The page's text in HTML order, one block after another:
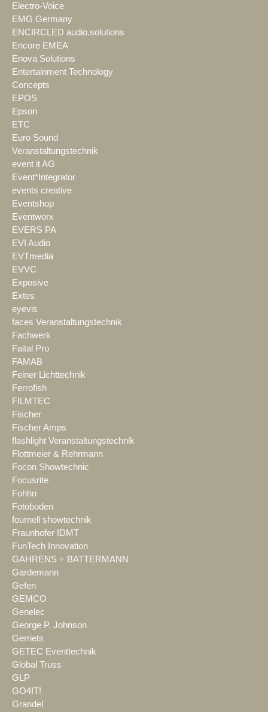
Electro-Voice
EMG Germany
ENCIRCLED audio.solutions
Encore EMEA
Enova Solutions
Entertainment Technology
Concepts
EPOS
Epson
ETC
Euro Sound
Veranstaltungstechnik
event it AG
Event*Integrator
events creative
Eventshop
Eventworx
EVERS PA
EVI Audio
EVTmedia
EVVC
Exposive
Extes
eyevis
faces Veranstaltungstechnik
Fachwerk
Faital Pro
FAMAB
Feiner Lichttechnik
Ferrofish
FILMTEC
Fischer
Fischer Amps
flashlight Veranstaltungstechnik
Flottmeier & Rehrmann
Focon Showtechnic
Focusrite
Fohhn
Fotoboden
fournell showtechnik
Fraunhofer IDMT
FunTech Innovation
GAHRENS + BATTERMANN
Gardemann
Gefen
GEMCO
Genelec
George P. Johnson
Gerriets
GETEC Eventtechnik
Global Truss
GLP
GO4IT!
Grandel